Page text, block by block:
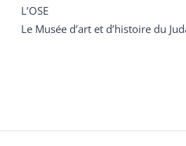
L’OSE
Le Musée d’art et d’histoire du